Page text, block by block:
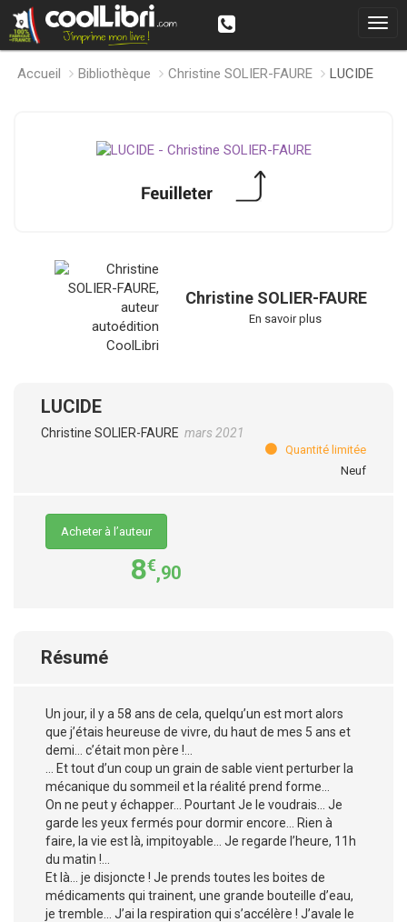
Accueil Bibliothèque Christine SOLIER-FAURE LUCIDE
Christine SOLIER-FAURE
En savoir plus
LUCIDE
Christine SOLIER-FAURE mars 2021
Quantité limitée
Neuf
Acheter à l’auteur
8€,90
Résumé
Un jour, il y a 58 ans de cela, quelqu’un est mort alors
que j’étais heureuse de vivre, du haut de mes 5 ans et
demi… c’était mon père !...
… Et tout d’un coup un grain de sable vient perturber la
mécanique du sommeil et la réalité prend forme…
On ne peut y échapper… Pourtant Je le voudrais… Je
garde les yeux fermés pour dormir encore… Rien à
faire, la vie est là, impitoyable… Je regarde l’heure, 11h
du matin !...
Et là… je disjoncte ! Je prends toutes les boites de
médicaments qui trainent, une grande bouteille d’eau,
je tremble... J’ai la respiration qui s’accélère ! J’avale le